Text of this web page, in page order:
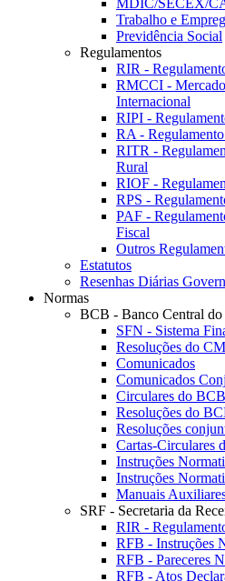
Trabalho e
Previdência Social
Regulamentos
RIR -
RMCCI -
Internacional
RIPI -
RA -
RITR -
Rural
RIOF -
RPS -
PAF -
Fiscal
Outros
Estatutos
Resenhas Diárias
Normas
BCB - Banco Central do
SFN - Sistema
Resoluções do
Comunicados
Comunicados
Circulares do BCB
Resoluções do
Resoluções
Cartas-Circulares
Instruções
Instruções
Manuais
SRF - Secretaria da
RIR -
RFB - Instruções
RFB - Pareceres
RFB - Atos